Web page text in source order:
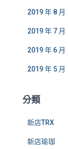
2019 年 8 月
2019 年 7 月
2019 年 6 月
2019 年 5 月
分類
新店TRX
新店瑜珈